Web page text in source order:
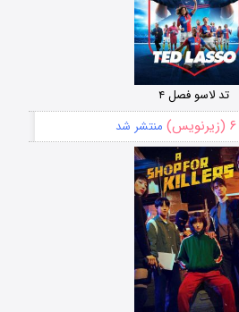
تد لاسو فصل ۴
۶ (زیرنویس) منتشر شد